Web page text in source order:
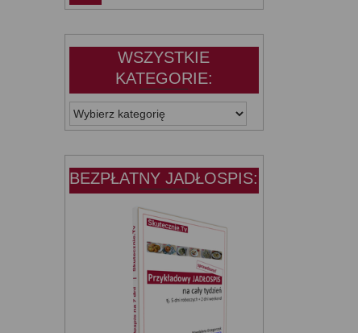
WSZYSTKIE
KATEGORIE:
WSZYSTKIE
KATEGORIE:
BEZPŁATNY JADŁOSPIS: